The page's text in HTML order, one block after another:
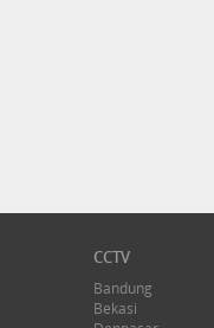
CCTV
Bandung
Bekasi